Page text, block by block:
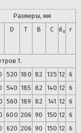
Размеры, мм
D T B C d 0 r
1.
520 180 82 135 12 6
540 185 82 140 12 6
560 189 82 141 12 6
600 206 90 150 12 6
620 206 90 150 12 6